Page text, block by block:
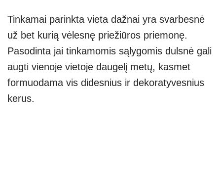
Tinkamai parinkta vieta dažnai yra svarbesnė
už bet kurią vėlesnę priežiūros priemonę.
Pasodinta jai tinkamomis sąlygomis dulsnė gali
augti vienoje vietoje daugelį metų, kasmet
formuodama vis didesnius ir dekoratyvesnius
kerus.